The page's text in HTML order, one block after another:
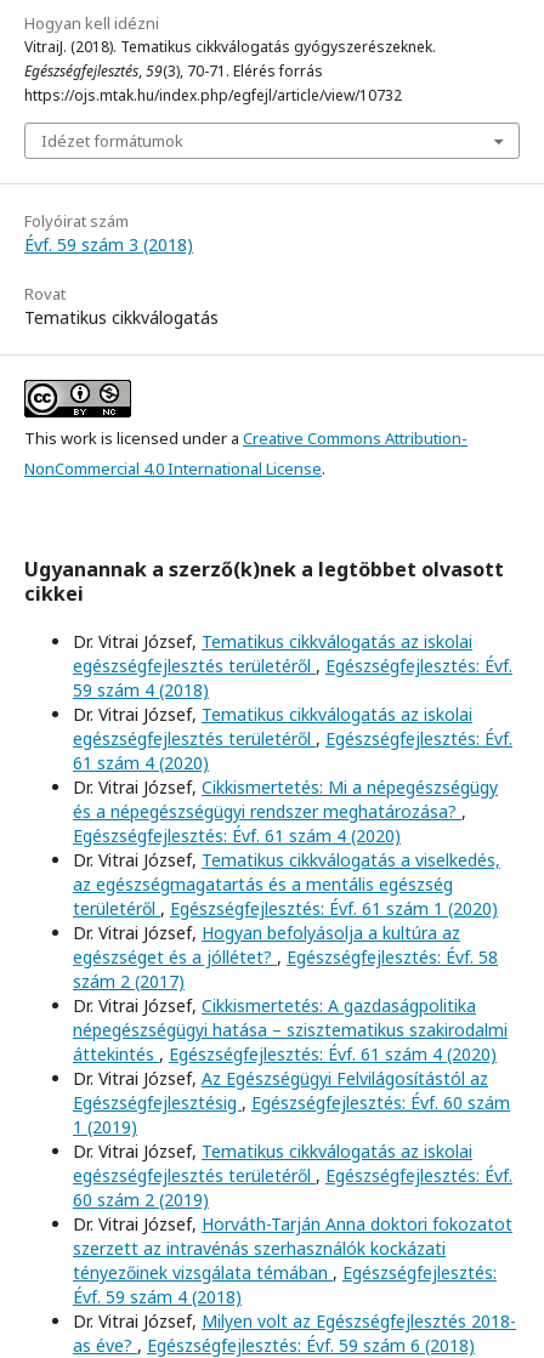
Hogyan kell idézni
VitraiJ. (2018). Tematikus cikkválogatás gyógyszerészeknek.
Egészségfejlesztés,59(3), 70-71. Elérés forrás
https://ojs.mtak.hu/index.php/egfejl/article/view/10732
Idézet formátumok
Folyóirat szám
Évf. 59 szám 3 (2018)
Rovat
Tematikus cikkválogatás
This work is licensed under a Creative Commons Attribution-
NonCommercial 4.0 International License.
Ugyanannak a szerző(k)nek a legtöbbet olvasott
cikkei
Dr. Vitrai József, Tematikus cikkválogatás az iskolai
egészségfejlesztés területéről , Egészségfejlesztés: Évf.
59 szám 4 (2018)
Dr. Vitrai József, Tematikus cikkválogatás az iskolai
egészségfejlesztés területéről , Egészségfejlesztés: Évf.
61 szám 4 (2020)
Dr. Vitrai József, Cikkismertetés: Mi a népegészségügy
és a népegészségügyi rendszer meghatározása? ,
Egészségfejlesztés: Évf. 61 szám 4 (2020)
Dr. Vitrai József, Tematikus cikkválogatás a viselkedés,
az egészségmagatartás és a mentális egészség
területéről , Egészségfejlesztés: Évf. 61 szám 1 (2020)
Dr. Vitrai József, Hogyan befolyásolja a kultúra az
egészséget és a jóllétet? , Egészségfejlesztés: Évf. 58
szám 2 (2017)
Dr. Vitrai József, Cikkismertetés: A gazdaságpolitika
népegészségügyi hatása – szisztematikus szakirodalmi
áttekintés , Egészségfejlesztés: Évf. 61 szám 4 (2020)
Dr. Vitrai József, Az Egészségügyi Felvilágosítástól az
Egészségfejlesztésig , Egészségfejlesztés: Évf. 60 szám
1 (2019)
Dr. Vitrai József, Tematikus cikkválogatás az iskolai
egészségfejlesztés területéről , Egészségfejlesztés: Évf.
60 szám 2 (2019)
Dr. Vitrai József, Horváth-Tarján Anna doktori fokozatot
szerzett az intravénás szerhasználók kockázati
tényezőinek vizsgálata témában , Egészségfejlesztés:
Évf. 59 szám 4 (2018)
Dr. Vitrai József, Milyen volt az Egészségfejlesztés 2018-
as éve? , Egészségfejlesztés: Évf. 59 szám 6 (2018)